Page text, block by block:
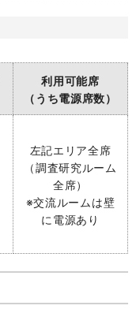
利用可能席
（うち電源席数）
左記エリア全席
（調査研究ルーム
全席）
※交流ルームは壁
に電源あり